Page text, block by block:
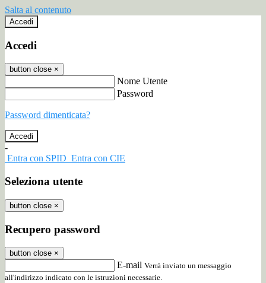
Salta al contenuto
Accedi
Accedi
button close ×
Nome Utente
Password
Password dimenticata?
-
Entra con SPID Entra con CIE
Seleziona utente
button close ×
Recupero password
button close ×
E-mail Verrà inviato un messaggio
all'indirizzo indicato con le istruzioni necessarie.